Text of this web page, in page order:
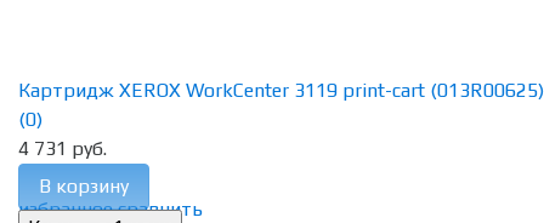
избранное сравнить
Картридж XEROX WorkCenter 3119 print-cart
(0)
4 731 руб.
В корзину